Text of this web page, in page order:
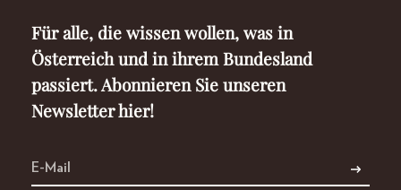
Für alle, die wissen wollen, was in
Österreich und in ihrem Bundesland
passiert. Abonnieren Sie unseren
Newsletter hier!